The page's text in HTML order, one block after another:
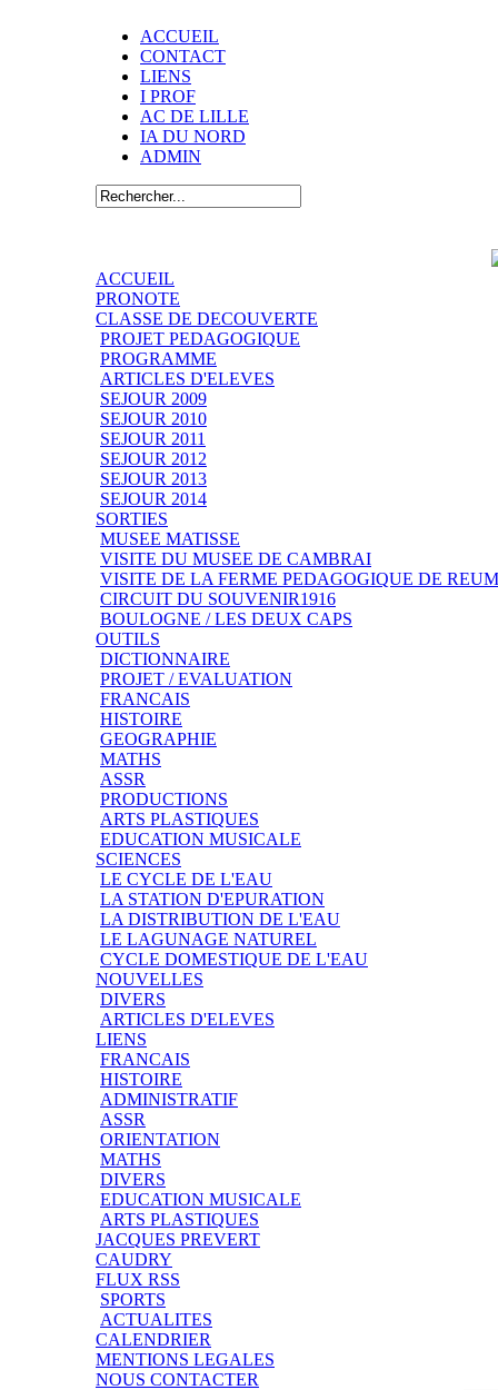
ACCUEIL
CONTACT
LIENS
I PROF
AC DE LILLE
IA DU NORD
ADMIN
ACCUEIL
PRONOTE
CLASSE DE DECOUVERTE
PROJET PEDAGOGIQUE
PROGRAMME
ARTICLES D'ELEVES
SEJOUR 2009
SEJOUR 2010
SEJOUR 2011
SEJOUR 2012
SEJOUR 2013
SEJOUR 2014
SORTIES
MUSEE MATISSE
VISITE DU MUSEE DE CAMBRAI
VISITE DE LA FERME PEDAGOGIQUE DE
CIRCUIT DU SOUVENIR1916
BOULOGNE / LES DEUX CAPS
OUTILS
DICTIONNAIRE
PROJET / EVALUATION
FRANCAIS
HISTOIRE
GEOGRAPHIE
MATHS
ASSR
PRODUCTIONS
ARTS PLASTIQUES
EDUCATION MUSICALE
SCIENCES
LE CYCLE DE L'EAU
LA STATION D'EPURATION
LA DISTRIBUTION DE L'EAU
LE LAGUNAGE NATUREL
CYCLE DOMESTIQUE DE L'EAU
NOUVELLES
DIVERS
ARTICLES D'ELEVES
LIENS
FRANCAIS
HISTOIRE
ADMINISTRATIF
ASSR
ORIENTATION
MATHS
DIVERS
EDUCATION MUSICALE
ARTS PLASTIQUES
JACQUES PREVERT
CAUDRY
FLUX RSS
SPORTS
ACTUALITES
CALENDRIER
MENTIONS LEGALES
NOUS CONTACTER